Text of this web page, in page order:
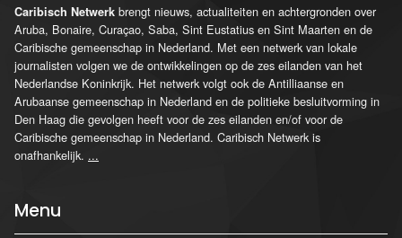
Caribisch Netwerk brengt nieuws, actualiteiten en achtergronden over
Aruba, Bonaire, Curaçao, Saba, Sint Eustatius en Sint Maarten en de
Caribische gemeenschap in Nederland. Met een netwerk van lokale
journalisten volgen we de ontwikkelingen op de zes eilanden van het
Nederlandse Koninkrijk. Het netwerk volgt ook de Antilliaanse en
Arubaanse gemeenschap in Nederland en de politieke besluitvorming in
Den Haag die gevolgen heeft voor de zes eilanden en/of voor de
Caribische gemeenschap in Nederland. Caribisch Netwerk is
onafhankelijk. ...
Menu